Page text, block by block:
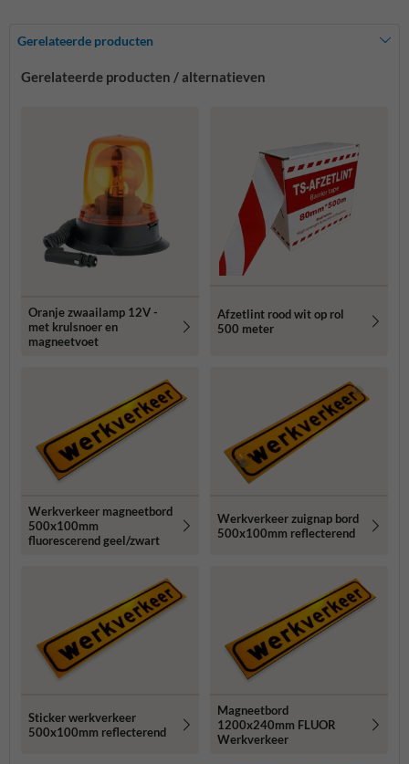
Gerelateerde producten
Gerelateerde producten / alternatieven
Oranje zwaailamp 12V -
met krulsnoer en
magneetvoet
Afzetlint rood wit op rol
500 meter
Werkverkeer magneetbord
500x100mm
fluorescerend geel/zwart
Werkverkeer zuignap bord
500x100mm reflecterend
Sticker werkverkeer
500x100mm reflecterend
Magneetbord
1200x240mm FLUOR
Werkverkeer